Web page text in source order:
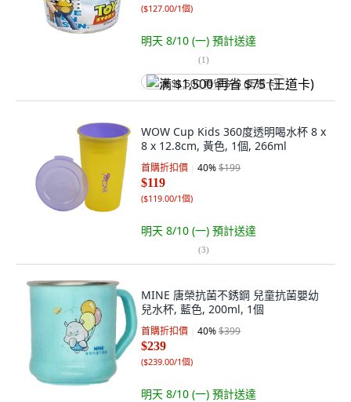
($127.00/1個)
明天 8/10 (一) 預計送達
(1)
满 $1,500 再省 $75 (王道卡)
WOW Cup Kids 360度透明喝水杯 8 x
8 x 12.8cm, 黃色, 1個, 266ml
首購折扣價 40%$199
$119
($119.00/1個)
明天 8/10 (一) 預計送達
(3)
MINE 唐榮抗菌不銹鋼 兒童抗菌嬰幼
兒水杯, 藍色, 200ml, 1個
首購折扣價 40%$399
$239
($239.00/1個)
明天 8/10 (一) 預計送達